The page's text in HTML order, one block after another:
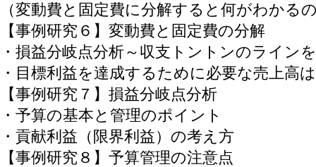
（変動費と固定費に分解すると何がわかる
【事例研究６】変動費と固定費の分解
・損益分岐点分析～収支トントンのライン
・目標利益を達成するために必要な売上高は
【事例研究７】損益分岐点分析
・予算の基本と管理のポイント
・貢献利益（限界利益）の考え方
【事例研究８】予算管理の注意点